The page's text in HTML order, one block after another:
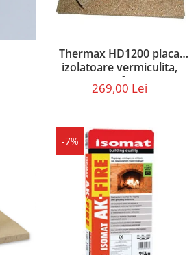
Thermax HD1200 placa
izolatoare vermiculita,
pentru focare,
500X610X30 mm
269,00 Lei
-7%